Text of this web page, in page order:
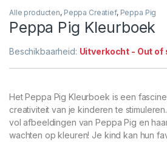
Alle producten, Peppa Creatief, Peppa Pig
Peppa Pig Kleurboek
Beschikbaarheid: Uitverkocht - Out of
Het Peppa Pig Kleurboek is een
creativiteit van je kinderen te
vol afbeeldingen van Peppa Pig en
wachten op kleuren! Je kind kan hun